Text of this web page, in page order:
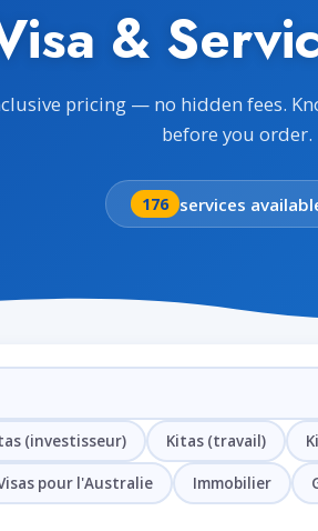
&
pricing — no hidden fees.
before you order.
176 services
(investisseur) Kitas (travail)
pour l'Australie Immobilier